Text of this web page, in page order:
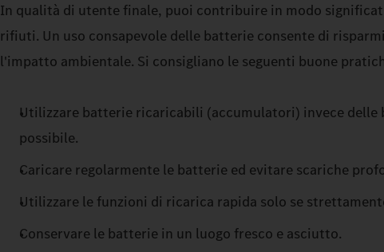
In qualità di utente finale, puoi contribuire in modo
rifiuti. Un uso consapevole delle batterie consente di
l'impatto ambientale. Si consigliano le seguenti buone
Utilizzare batterie ricaricabili (accumulatori) invece delle
possibile.
Caricare regolarmente le batterie ed evitare scariche
Utilizzare le funzioni di ricarica rapida solo se
Conservare le batterie in un luogo fresco e asciutto.